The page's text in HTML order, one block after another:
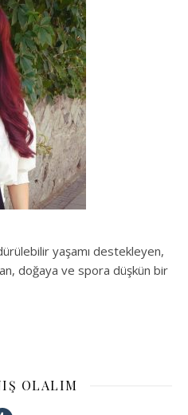
yaşamı destekleyen,
doğaya ve spora düşkün bir
OLALIM